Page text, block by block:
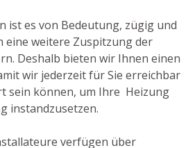
ist es von Bedeutung, zügig und
eine weitere Zuspitzung der
Deshalb bieten wir Ihnen einen
wir jederzeit für Sie erreichbar
sein können, um Ihre Heizung
instandzusetzen.
verfügen über